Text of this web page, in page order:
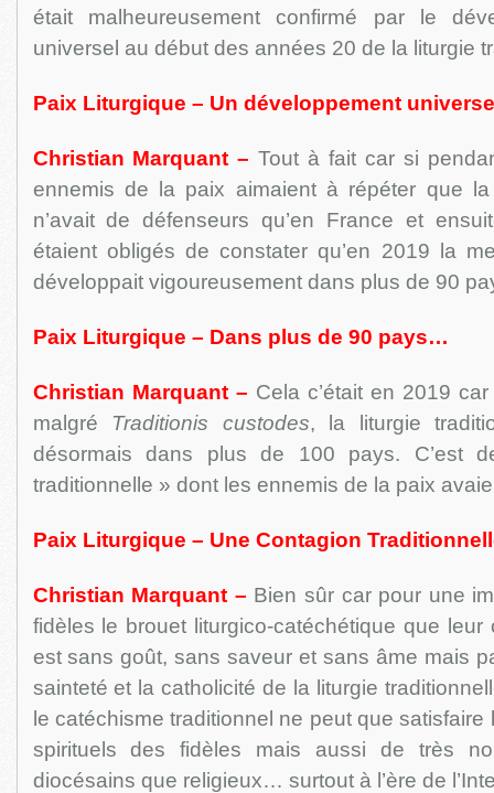
était malheureusement confirmé par le
universel au début des années 20 de la liturgie
Paix Liturgique – Un développement
Christian Marquant –Tout à fait car si
ennemis de la paix aimaient à répéter que la
n’avait de défenseurs qu’en France et
étaient obligés de constater qu’en 2019 la
développait vigoureusement dans plus de 90
Paix Liturgique – Dans plus de 90 pays…
Christian Marquant – Cela c’était en 2019
malgré Traditionis custodes, la liturgie
désormais dans plus de 100 pays. C’est
traditionnelle » dont les ennemis de la paix
Paix Liturgique – Une Contagion
Christian Marquant – Bien sûr car pour une
fidèles le brouet liturgico-catéchétique que leur
est sans goût, sans saveur et sans âme mais
sainteté et la catholicité de la liturgie
le catéchisme traditionnel ne peut que satisfaire
spirituels des fidèles mais aussi de très
diocésains que religieux… surtout à l’ère de